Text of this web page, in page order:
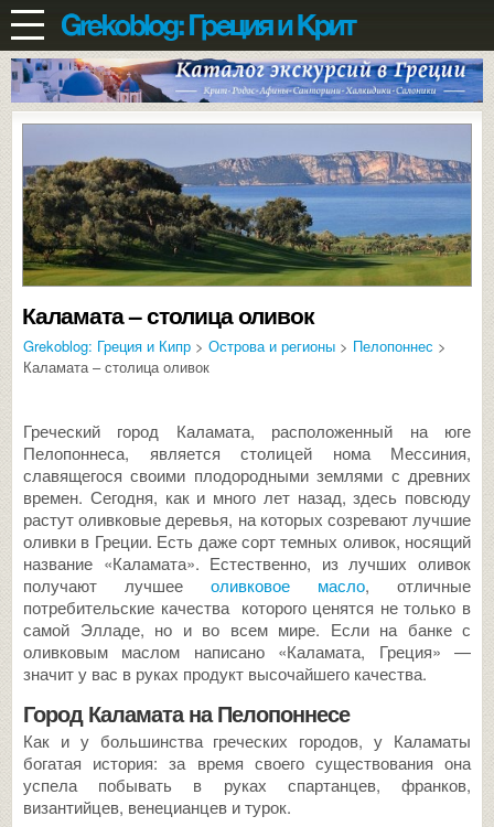
Каламата – столица оливок
Grekoblog: Греция и Кипр > Острова и регионы > Пелопоннес >
Каламата – столица оливок
Греческий город Каламата, расположенный на юге
Пелопоннеса, является столицей нома Мессиния,
славящегося своими плодородными землями с древних
времен. Сегодня, как и много лет назад, здесь повсюду
растут оливковые деревья, на которых созревают лучшие
оливки в Греции. Есть даже сорт темных оливок, носящий
название «Каламата». Естественно, из лучших оливок
получают лучшее оливковое масло, отличные
потребительские качества которого ценятся не только в
самой Элладе, но и во всем мире. Если на банке с
оливковым маслом написано «Каламата, Греция» —
значит у вас в руках продукт высочайшего качества.
Город Каламата на Пелопоннесе
Как и у большинства греческих городов, у Каламаты
богатая история: за время своего существования она
успела побывать в руках спартанцев, франков,
византийцев, венецианцев и турок.